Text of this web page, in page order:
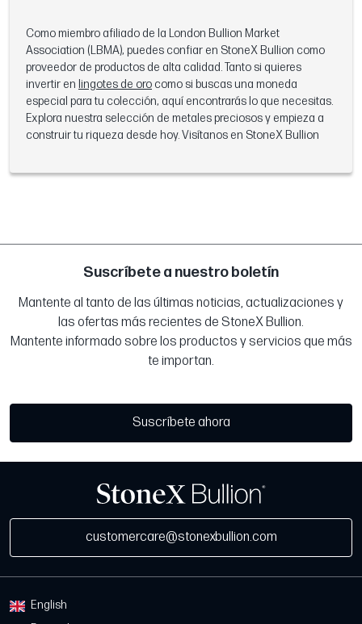
Como miembro afiliado de la London Bullion Market
Association (LBMA), puedes confiar en StoneX Bullion como
proveedor de productos de alta calidad. Tanto si quieres
invertir en lingotes de oro como si buscas una moneda
especial para tu colección, aquí encontrarás lo que necesitas.
Explora nuestra selección de metales preciosos y empieza a
construir tu riqueza desde hoy. Visítanos en StoneX Bullion
Suscríbete a nuestro boletín
Mantente al tanto de las últimas noticias, actualizaciones y
las ofertas más recientes de StoneX Bullion.
Mantente informado sobre los productos y servicios que más
te importan.
Suscríbete ahora
customercare@stonexbullion.com
English